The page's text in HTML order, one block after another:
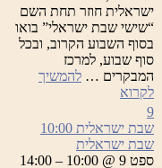
ישראלית חוזר תחת השם
“שישי שבת ישראלי” בואו
בסוף השבוע הקרוב, ובכל
סוף שבוע, למרכז
המבקרים … להמשיך
לקרוא
9
שבת ישראלית 10:00
שבת ישראלית
ספט 9 @ 10:00 – 14:00